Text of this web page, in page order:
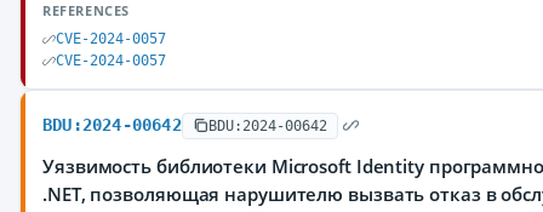
REFERENCES
CVE-2024-0057
CVE-2024-0057
BDU:2024-00642 BDU:2024-00642
Уязвимость библиотеки Microsoft Identity
.NET, позволяющая нарушителю вызвать отказ в